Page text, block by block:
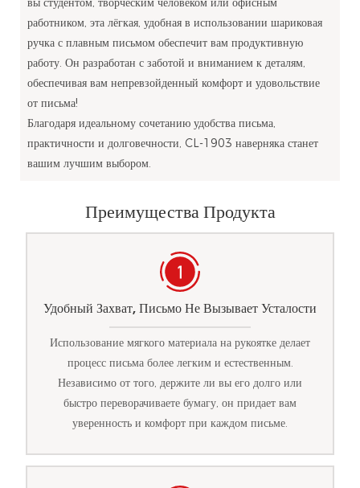
работником, эта лёгкая, удобная в использовании шариковая
ручка с плавным письмом обеспечит вам продуктивную
работу. Он разработан с заботой и вниманием к деталям,
обеспечивая вам непревзойденный комфорт и удовольствие
от письма!
Благодаря идеальному сочетанию удобства письма,
практичности и долговечности, CL-1903 наверняка станет
вашим лучшим выбором.
Преимущества Продукта
Удобный Захват, Письмо Не Вызывает Усталости
Использование мягкого материала на рукоятке делает
процесс письма более легким и естественным.
Независимо от того, держите ли вы его долго или
быстро переворачиваете бумагу, он придает вам
уверенность и комфорт при каждом письме.